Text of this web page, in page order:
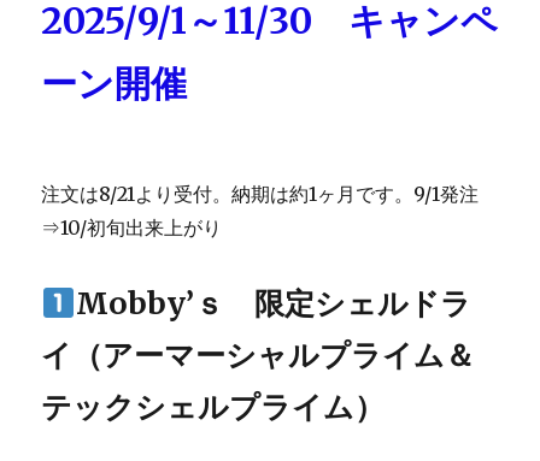
2025/9/1～11/30 キャンペ
ーン開催
注文は8/21より受付。納期は約1ヶ月です。9/1発注
⇒10/初旬出来上がり
Mobby’ｓ 限定シェルドラ
イ（アーマーシャルプライム＆
テックシェルプライム）